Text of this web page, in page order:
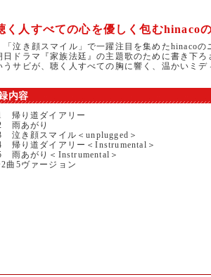
く人すべての心を優しく包むhinaco
「泣き顔スマイル」で一躍注目を集めたhinacoの
日ドラマ『家族法廷』の主題歌のために書き下
うサビが、聴く人すべての胸に響く、温かいミデ
内容
帰り道ダイアリー
雨あがり
泣き顔スマイル＜unplugged＞
帰り道ダイアリー＜Instrumental＞
雨あがり＜Instrumental＞
曲5ヴァージョン